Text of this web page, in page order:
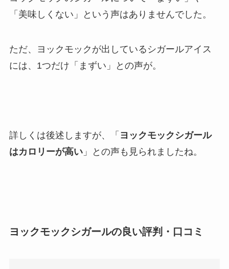
「美味しくない」という声はありませんでした。
ただ、ヨックモックが出しているシガールアイス
には、1つだけ「まずい」との声が。
詳しくは後述しますが、「 ヨックモックシガール
はカロリーが高い」との声も見られましたね。
ヨックモックシガールの良い評判・口コミ